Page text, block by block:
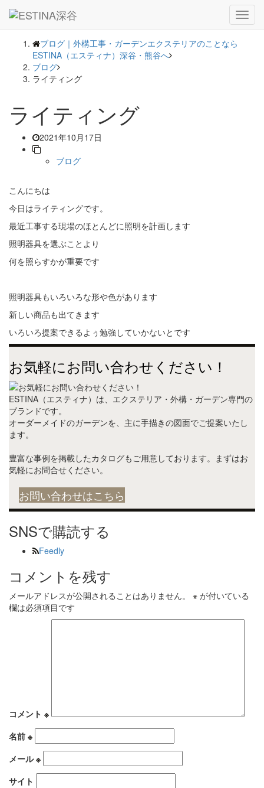
― BLOG ―
ブログ｜外構工事・ガーデンエクステリアのことなら
ESTINA（エスティナ）深谷・熊谷へ
ブログ
ライティング
ライティング
2021年10月17日
ブログ
こんにちは
今日はライティングです。
最近工事する現場のほとんどに照明を計画します
照明器具を選ぶことより
何を照らすかが重要です
照明器具もいろいろな形や色があります
新しい商品も出てきます
いろいろ提案できるよぅ勉強していかないとです
お気軽にお問い合わせください！
ESTINA（エスティナ）は、エクステリア・外構・ガーデン専門の
ブランドです。
オーダーメイドのガーデンを、主に手描きの図面でご提案いたし
ます。
豊富な事例を掲載したカタログもご用意しております。まずはお
気軽にお問合せください。
お問い合わせはこちら
SNSで購読する
Feedly
コメントを残す
メールアドレスが公開されることはありません。 ※ が付いている
欄は必須項目です
コメント ※
名前 ※
メール※
サイト